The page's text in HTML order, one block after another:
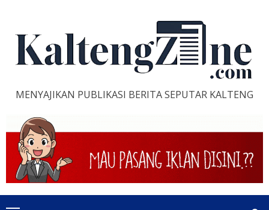
content
MENYAJIKAN PUBLIKASI BERITA SEPUTAR KALTENG